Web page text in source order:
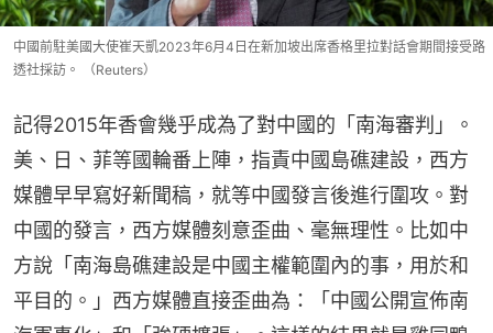
中國前駐美國大使崔天凱2023年6月4日在新加坡出席香格里拉對話會期間接受路
透社採訪。 （Reuters）
記得2015年香會幾乎成為了對中國的「南海審判」。
美、日、菲等國輪番上陣，指責中國島礁建設，西方
媒體早早寫好新聞稿，就等中國發言後進行圍攻。對
中國的發言，西方媒體刻意歪曲、毫無理性。比如中
方說「南海島礁建設是中國主權範圍內的事，用於和
平目的。」西方媒體直接歪曲為：「中國公開宣佈南